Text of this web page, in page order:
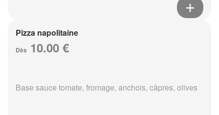
Pizza napolitaine
Dès 10.00 €
Base sauce tomate, fromage, anchois, câpres, olives